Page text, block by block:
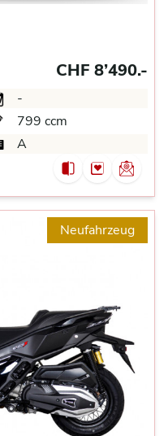
CHF 8’490.-
-
799 ccm
A
Neufahrzeug